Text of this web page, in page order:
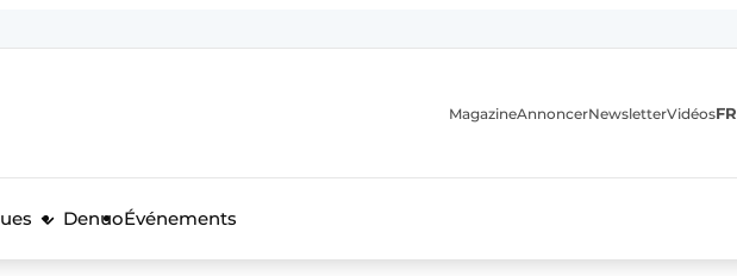
MagazineAnnoncerNewsletterVidéosFR
DenuoÉvénements